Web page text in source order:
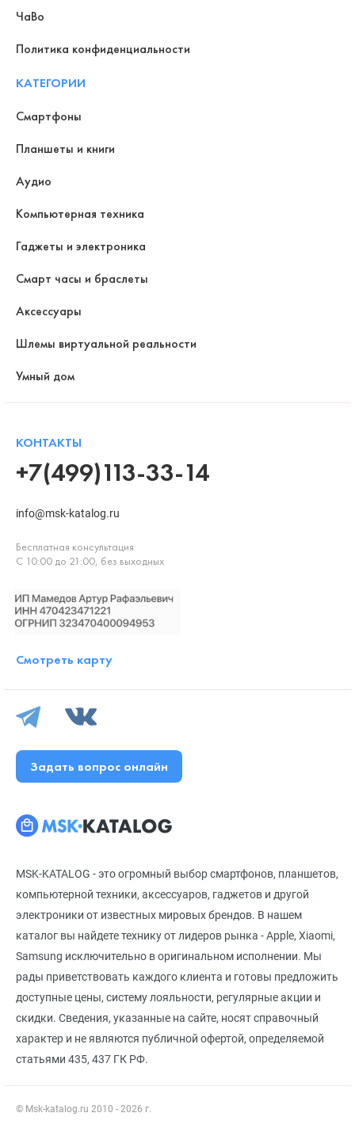
MSK-KATALOG - это огромный выбор смартфонов, планшетов,
компьютерной техники, аксессуаров, гаджетов и другой
электроники от известных мировых брендов. В нашем
каталог вы найдете технику от лидеров рынка - Apple, Xiaomi,
Samsung исключительно в оригинальном исполнении. Мы
рады приветствовать каждого клиента и готовы предложить
доступные цены, систему лояльности, регулярные акции и
скидки. Сведения, указанные на сайте, носят справочный
характер и не являются публичной офертой, определяемой
статьями 435, 437 ГК РФ.
© Msk-katalog.ru 2010 - 2026 г.
ЧаВо
Политика конфиденциальности
КАТЕГОРИИ
Смартфоны
Планшеты и книги
Аудио
Компьютерная техника
Гаджеты и электроника
Смарт часы и браслеты
Аксессуары
Шлемы виртуальной реальности
Умный дом
КОНТАКТЫ
+7(499)113-33-14
info@msk-katalog.ru
Бесплатная консультация
С 10:00 до 21:00, без выходных
Смотреть карту
Задать вопрос онлайн